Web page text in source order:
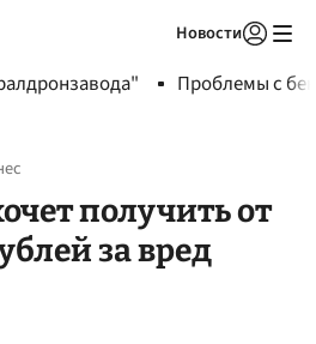
Новости
Проблемы с
получить от
за вред